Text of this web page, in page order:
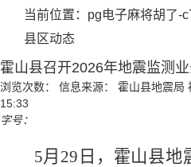
当前位置： pg电子麻将胡了-
县区动态
霍山县召开2026年地震监测
浏览次数： 信息来源： 霍山县地震局
15:33
字号：
5月29日，霍山县地